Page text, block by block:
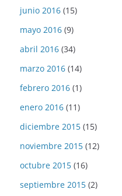
junio 2016 (15)
mayo 2016 (9)
abril 2016 (34)
marzo 2016 (14)
febrero 2016 (1)
enero 2016 (11)
diciembre 2015 (15)
noviembre 2015 (12)
octubre 2015 (16)
septiembre 2015 (2)